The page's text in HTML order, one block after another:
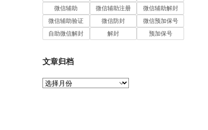
微信辅助
微信辅助注册
微信辅助解封
微信辅助验证
微信防封
微信预加保号
自助微信解封
解封 预加保号
文章归档
文